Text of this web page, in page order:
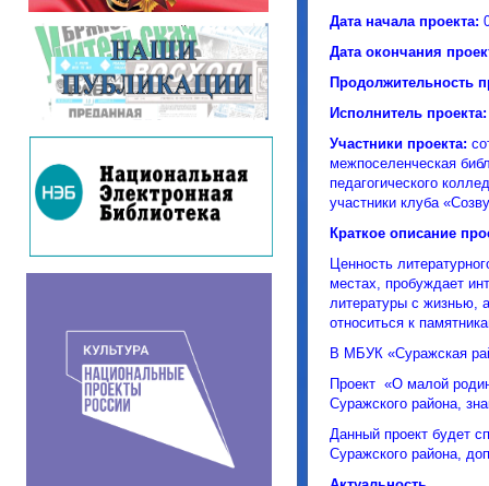
Дата начала проекта:
Дата окончания
Продолжительность
Исполнитель
Участники проекта:
межпоселенческая
педагогического
участники клуба
Краткое описание
Ценность
местах, пробуждает
литературы с жизнью,
относиться к
В МБУК «Суражская
Проект «О малой
Суражского района,
Данный проект будет
Суражского района,